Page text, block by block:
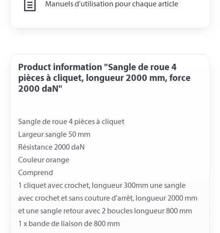
Manuels d'utilisation pour chaque article
Product information "Sangle de roue 4
pièces à cliquet, longueur 2000 mm, force
2000 daN"
Sangle de roue 4 pièces à cliquet
Largeur sangle 50 mm
Résistance 2000 daN
Couleur orange
Comprend
1 cliquet avec crochet, longueur 300mm une sangle
avec crochet et sans couture d'arrêt, longueur 2000 mm
et une sangle retour avec 2 boucles longueur 800 mm